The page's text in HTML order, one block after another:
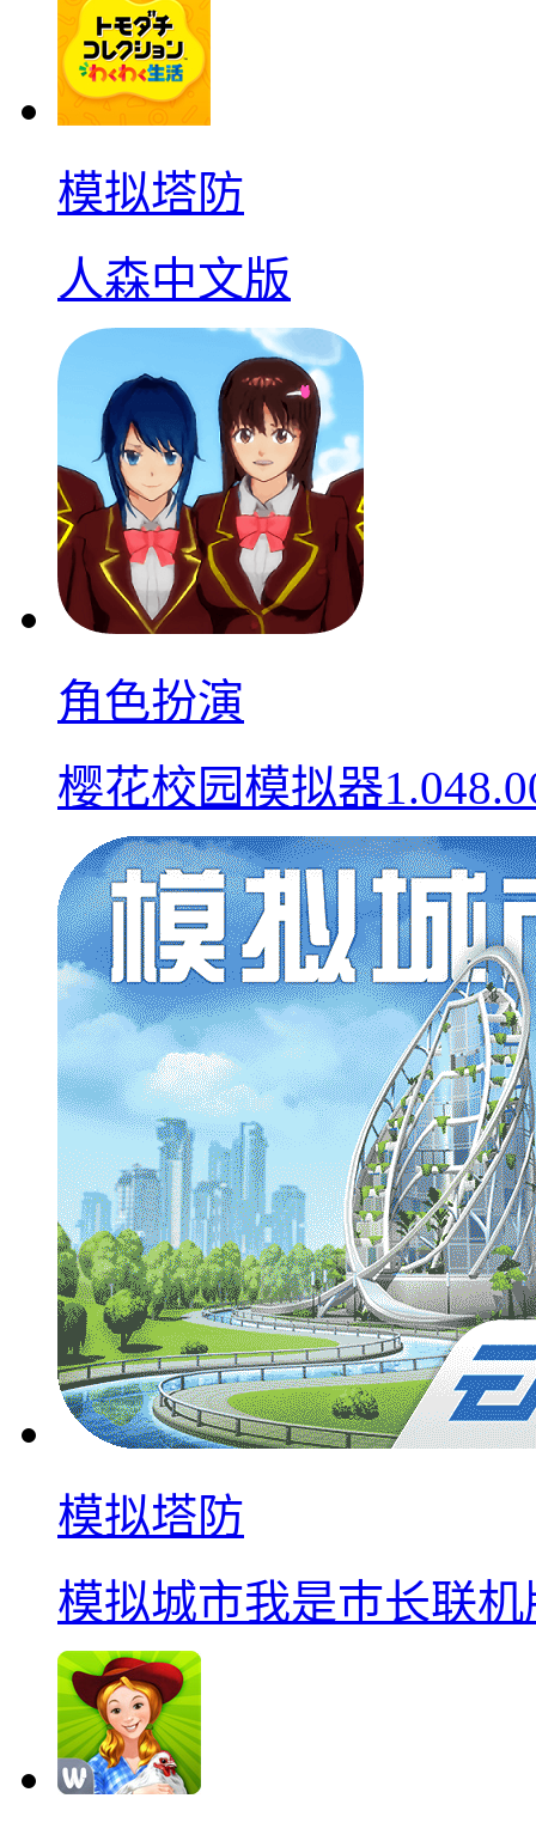
模拟塔防
人森中文版
角色扮演
樱花校园模拟器
模拟塔防
模拟城市我是巿长联机